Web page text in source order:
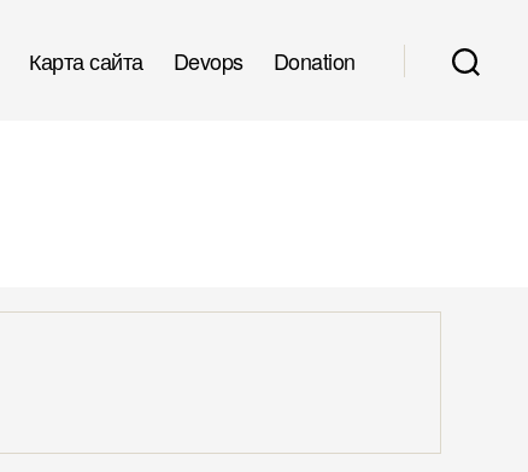
Карта сайта Devops
Donation